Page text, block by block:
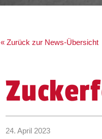
« Zurück zur News-Übersicht
24. April 2023